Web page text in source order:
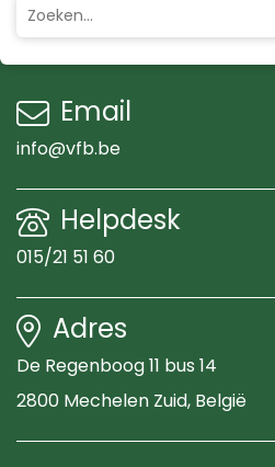
Email
info@vfb.be
Helpdesk
015/21 51 60
Adres
De Regenboog 11 bus 14
2800 Mechelen Zuid, België